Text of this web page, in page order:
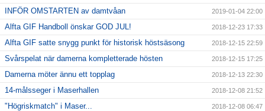
INFÖR OMSTARTEN av damtvåan 2019-01-04 22:00
Alfta GIF Handboll önskar GOD JUL! 2018-12-23 17:33
Alfta GIF satte snygg punkt för historisk höstsäsong 2018-12-15 22:59
Svårspelat när damerna kompletterade hösten 2018-12-15 17:25
Damerna möter ännu ett topplag 2018-12-13 22:30
14-målsseger i Maserhallen 2018-12-08 21:52
"Högriskmatch" i Maser... 2018-12-08 06:47